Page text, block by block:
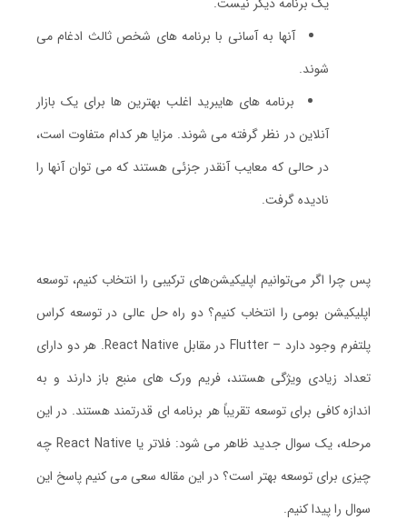
آنها به آسانی با برنامه های شخص ثالث ادغام می
شوند.
برنامه های هایبرید اغلب بهترین ها برای یک بازار
آنلاین در نظر گرفته می شوند. مزایا هر کدام متفاوت است،
در حالی که معایب آنقدر جزئی هستند که می توان آنها را
نادیده گرفت.
پس چرا اگر می‌توانیم اپلیکیشن‌های ترکیبی را انتخاب کنیم، توسعه
اپلیکیشن بومی را انتخاب کنیم؟ دو راه حل عالی در توسعه کراس
پلتفرم وجود دارد – Flutter در مقابل React Native. هر دو دارای
تعداد زیادی ویژگی هستند، فریم ورک های منبع باز دارند و به
اندازه کافی برای توسعه تقریباً هر برنامه ای قدرتمند هستند. در این
مرحله، یک سوال جدید ظاهر می شود: فلاتر یا React Native چه
چیزی برای توسعه بهتر است؟ در این مقاله سعی می کنیم پاسخ این
سوال را پیدا کنیم.